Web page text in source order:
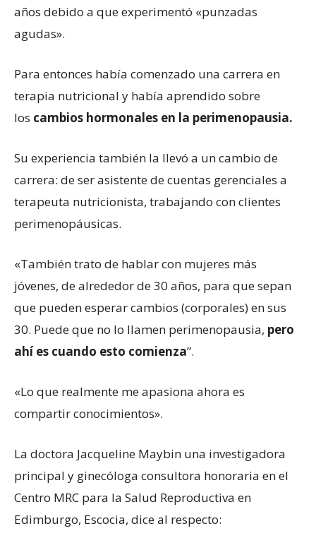
años debido a que experimentó «punzadas
agudas».
Para entonces había comenzado una carrera en
terapia nutricional y había aprendido sobre
los cambios hormonales en la perimenopausia.
Su experiencia también la llevó a un cambio de
carrera: de ser asistente de cuentas gerenciales a
terapeuta nutricionista, trabajando con clientes
perimenopáusicas.
«También trato de hablar con mujeres más
jóvenes, de alrededor de 30 años, para que sepan
que pueden esperar cambios (corporales) en sus
30. Puede que no lo llamen perimenopausia, pero
ahí es cuando esto comienza”.
«Lo que realmente me apasiona ahora es
compartir conocimientos».
La doctora Jacqueline Maybin una investigadora
principal y ginecóloga consultora honoraria en el
Centro MRC para la Salud Reproductiva en
Edimburgo, Escocia, dice al respecto: